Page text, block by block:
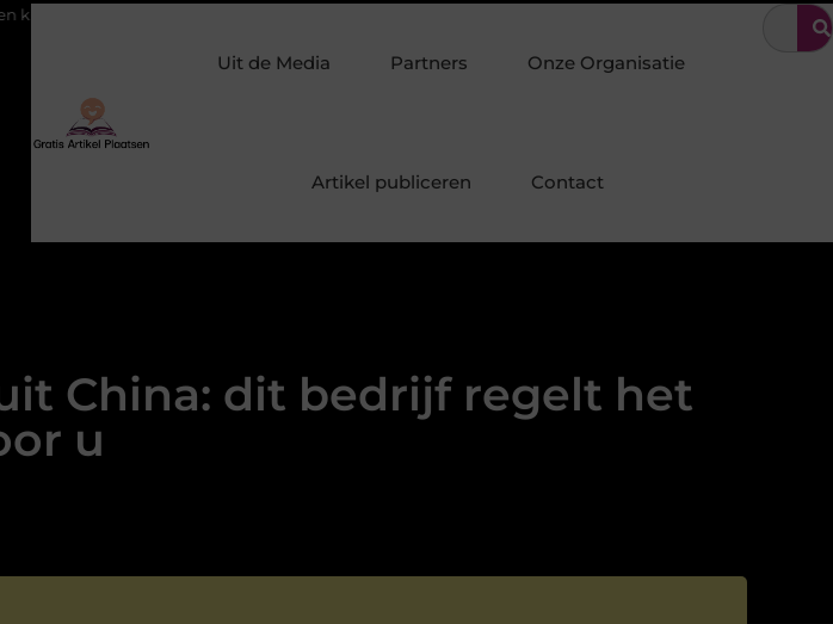
bruiloft Constructiebedrijf Molenschot: Specialist in duurzame staalconstructies, staalbouw en
Uit de Media Partners Onze Organisatie
Artikel publiceren Contact
China: dit bedrijf regelt het
u